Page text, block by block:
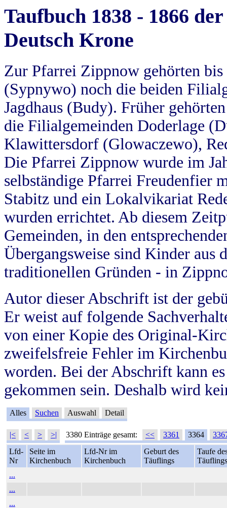
Taufbuch 1838 - 1866
Deutsch Krone
Zur Pfarrei Zippnow gehörten
(Sypnywo) noch die beiden
Jagdhaus (Budy). Früher
die Filialgemeinden Doderlage
Klawittersdorf (Glowaczewo),
Die Pfarrei Zippnow wurde im
selbständige Pfarrei Freudenfier
Stabitz und ein Lokalvikariat
wurden errichtet. Ab diesem
Gemeinden, in den
Übergangsweise sind Kinder aus
traditionellen Gründen - in
Autor dieser Abschrift ist der
Er weist auf folgende
von einer Kopie des Original-
zweifelsfreie Fehler im
worden. Bei der Abschrift kann
gekommen sein. Deshalb wird
Alles Suchen Auswahl Detail
|< < > >| 3380 Einträge gesamt: << 3361 3364
Lfd-
Nr
Seite im
Kirchenbuch
Lfd-Nr im
Kirchenbuch
Geburt des
Täuflings
Taufe
Täuflings
...
...
...